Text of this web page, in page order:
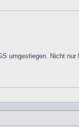
umgestiegen. Nicht